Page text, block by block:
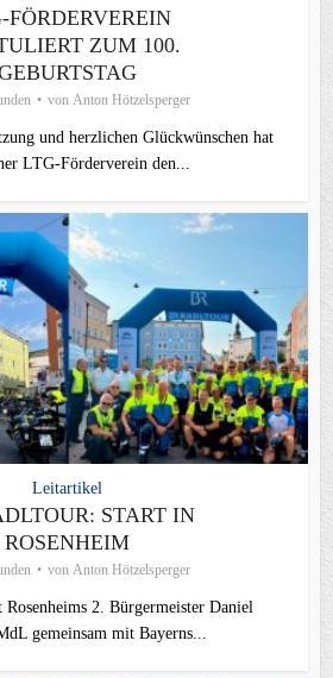
FÖRDERVEREIN
ZUM 100.
von Anton Hötzelsperger
und herzlichen Glückwünschen hat
LTG‑Förderverein den...
Leitartikel
START IN
ROSENHEIM
von Anton Hötzelsperger
Rosenheims 2. Bürgermeister Daniel
gemeinsam mit Bayerns...